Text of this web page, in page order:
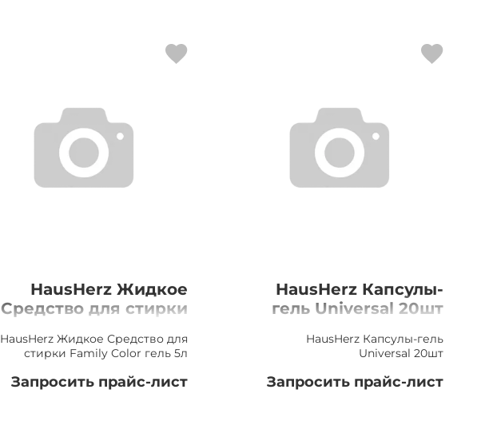
HausHerz Жидкое
Средство для стирки
HausHerz Жидкое Средство для
стирки Family Color гель 5л
Запросить прайс-лист
HausHerz Капсулы-
гель Universal 20шт
HausHerz Капсулы-гель
Universal 20шт
Запросить прайс-лист